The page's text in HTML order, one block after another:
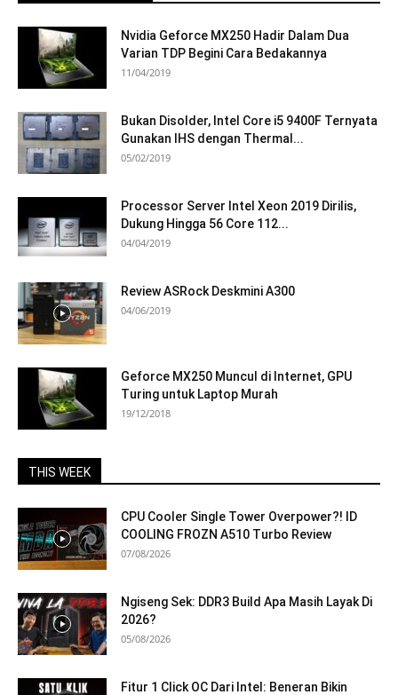
Nvidia Geforce MX250 Hadir Dalam Dua
Varian TDP Begini Cara Bedakannya
11/04/2019
Bukan Disolder, Intel Core i5 9400F Ternyata
Gunakan IHS dengan Thermal...
05/02/2019
Processor Server Intel Xeon 2019 Dirilis,
Dukung Hingga 56 Core 112...
04/04/2019
Review ASRock Deskmini A300
04/06/2019
Geforce MX250 Muncul di Internet, GPU
Turing untuk Laptop Murah
19/12/2018
THIS WEEK
CPU Cooler Single Tower Overpower?! ID
COOLING FROZN A510 Turbo Review
07/08/2026
Ngiseng Sek: DDR3 Build Apa Masih Layak Di
2026?
05/08/2026
Fitur 1 Click OC Dari Intel: Beneran Bikin